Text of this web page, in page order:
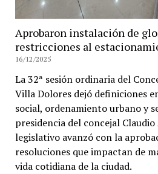
Aprobaron instalación de
restricciones al
16/12/2025
La 32ª sesión ordinaria del
Villa Dolores dejó definiciones
social, ordenamiento urbano y
presidencia del concejal
legislativo avanzó con la
resoluciones que impactan de
vida cotidiana de la ciudad.